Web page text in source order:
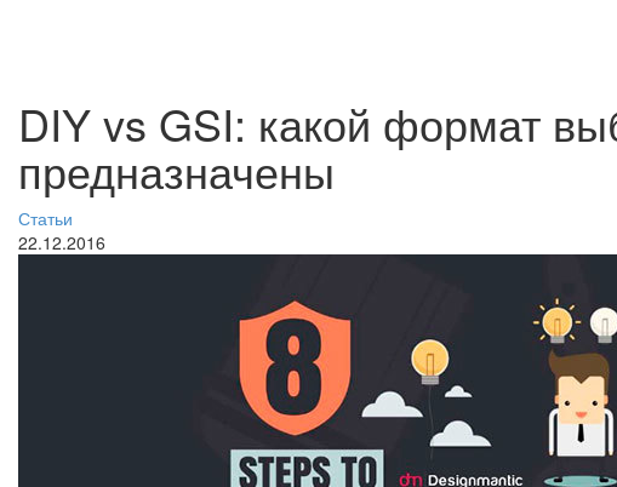
DIY vs GSI: какой формат
предназначены
Статьи
22.12.2016